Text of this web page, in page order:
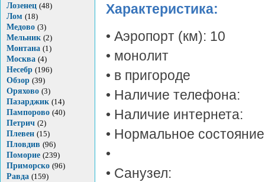
Лозенец (48)
Лом (18)
Медово (3)
Мельник (2)
Монтана (1)
Москва (4)
Несебр (196)
Обзор (39)
Оряхово (3)
Пазарджик (14)
Пампорово (40)
Петрич (2)
Плевен (15)
Пловдив (96)
Поморие (239)
Приморско (96)
Равда (159)
Характеристика:
• Аэропорт (км): 10
• монолит
• в пригороде
• Наличие телефона:
• Наличие интернета:
• Нормальное состояние
•
• Санузел: